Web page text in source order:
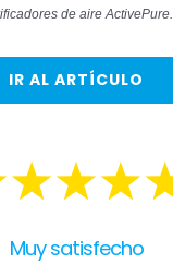
de aire ActivePure.
IR AL ARTÍCULO
Muy satisfecho